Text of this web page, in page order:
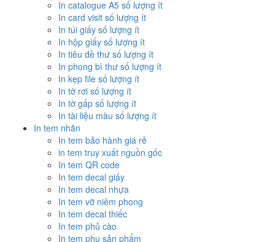
In catalogue A5 số lượng ít
In card visit số lượng ít
In túi giấy số lượng ít
In hộp giấy số lượng ít
In tiêu đề thư số lượng ít
In phong bì thư số lượng ít
In kẹp file số lượng ít
In tờ rơi số lượng ít
In tờ gấp số lượng ít
In tài liệu màu số lượng ít
In tem nhãn
In tem bảo hành giá rẻ
in tem truy xuất nguồn gốc
In tem QR code
In tem decal giấy
In tem decal nhựa
In tem vỡ niêm phong
In tem decal thiếc
In tem phủ cào
In tem phụ sản phẩm